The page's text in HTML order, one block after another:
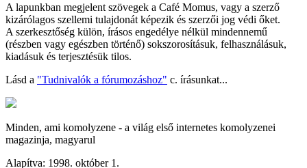
A lapunkban megjelent szövegek a Café Momus, vagy a szerző
kizárólagos szellemi tulajdonát képezik és szerzői jog védi őket.
A szerkesztőség külön, írásos engedélye nélkül mindennemű
(részben vagy egészben történő) sokszorosításuk, felhasználásuk,
kiadásuk és terjesztésük tilos.
Lásd a "Tudnivalók a fórumozáshoz" c. írásunkat...
Minden, ami komolyzene - a világ első internetes komolyzenei
magazinja, magyarul
Alapítva: 1998. október 1.